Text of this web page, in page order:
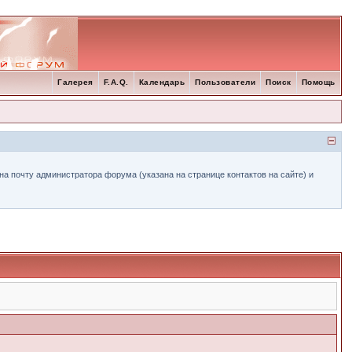
Помощь
Поиск
Пользователи
Календарь
F.A.Q.
Галерея
администратора форума (указана на странице контактов на сайте) и